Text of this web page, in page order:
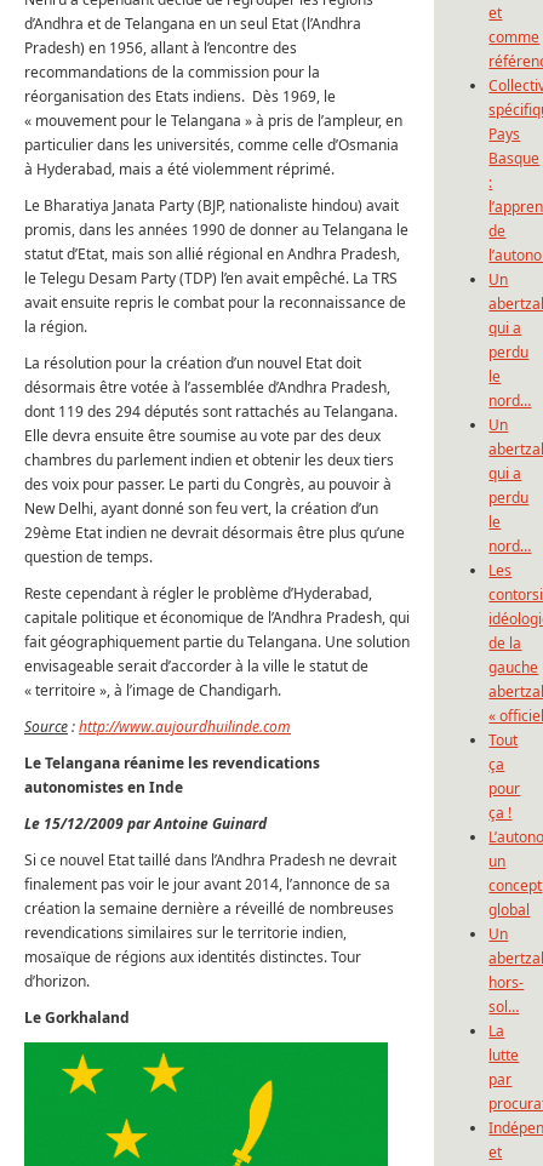
d’Andhra et de Telangana en un seul Etat (l’Andhra
Pradesh) en 1956, allant à l’encontre des
recommandations de la commission pour la
réorganisation des Etats indiens. Dès 1969, le
« mouvement pour le Telangana » à pris de l’ampleur, en
particulier dans les universités, comme celle d’Osmania
à Hyderabad, mais a été violemment réprimé.
Le Bharatiya Janata Party (BJP, nationaliste hindou) avait
promis, dans les années 1990 de donner au Telangana le
statut d’Etat, mais son allié régional en Andhra Pradesh,
le Telegu Desam Party (TDP) l’en avait empêché. La TRS
avait ensuite repris le combat pour la reconnaissance de
la région.
La résolution pour la création d’un nouvel Etat doit
désormais être votée à l’assemblée d’Andhra Pradesh,
dont 119 des 294 députés sont rattachés au Telangana.
Elle devra ensuite être soumise au vote par des deux
chambres du parlement indien et obtenir les deux tiers
des voix pour passer. Le parti du Congrès, au pouvoir à
New Delhi, ayant donné son feu vert, la création d’un
29ème Etat indien ne devrait désormais être plus qu’une
question de temps.
Reste cependant à régler le problème d’Hyderabad,
capitale politique et économique de l’Andhra Pradesh, qui
fait géographiquement partie du Telangana. Une solution
envisageable serait d’accorder à la ville le statut de
« territoire », à l’image de Chandigarh.
Source:http://www.aujourdhuilinde.com
Le Telangana réanime les revendications
autonomistes en Inde
Le 15/12/2009 par Antoine Guinard
Si ce nouvel Etat taillé dans l’Andhra Pradesh ne devrait
finalement pas voir le jour avant 2014, l’annonce de sa
création la semaine dernière a réveillé de nombreuses
revendications similaires sur le territorie indien,
mosaïque de régions aux identités distinctes. Tour
d’horizon.
Le Gorkhaland
et
comme
Pays
Basque
:
de
Un
qui a
perdu
le
nord…
Un
qui a
perdu
le
nord…
Les
de la
gauche
«
Tout
ça
pour
ça !
un
concept
global
Un
hors-
sol…
La
lutte
par
et